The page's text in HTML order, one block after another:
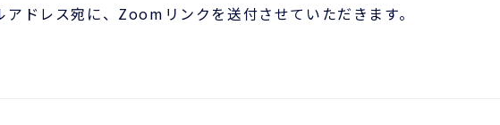
ドレス宛に、Zoomリンクを送付させていただきます。